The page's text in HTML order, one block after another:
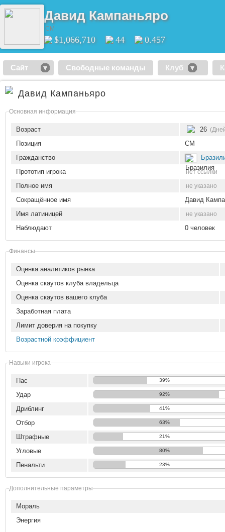
Давид Кампаньяро
CM
$1,066,710 44 0.457
Сайт Свободные команды Клуб
Давид Кампаньяро
Основная информация
Возраст 26
Позиция
CM
Гражданство
Прототип игрока
нет ссылки
Полное имя не указано
Сокращённое имя
Давид
Имя латиницей
не указано
Наблюдают 0 человек
Финансы
Оценка аналитиков рынка
Оценка скаутов клуба владельца
Оценка скаутов вашего клуба
Заработная плата
Лимит доверия на покупку
Возрастной коэффициент
Навыки игрока
Пас 39%
Удар 92%
Дриблинг 41%
Отбор 63%
Штрафные 21%
Угловые 80%
Пенальти 23%
Дополнительные параметры
Мораль
Энергия